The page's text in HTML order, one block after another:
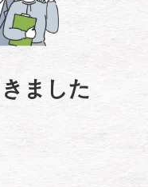
ました